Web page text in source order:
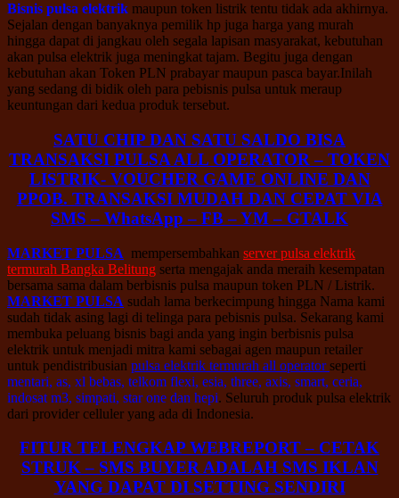
Bisnis pulsa elektrik maupun token listrik tentu tidak ada akhirnya.
Sejalan dengan banyaknya pemilik hp juga harga yang murah
hingga dapat di jangkau oleh segala lapisan masyarakat, kebutuhan
akan pulsa elektrik juga meningkat tajam. Begitu juga dengan
kebutuhan akan Token PLN prabayar maupun pasca bayar.Inilah
yang sedang di bidik oleh para pebisnis pulsa untuk meraup
keuntungan dari kedua produk tersebut.
SATU CHIP DAN SATU SALDO BISA
TRANSAKSI PULSA ALL OPERATOR – TOKEN
LISTRIK- VOUCHER GAME ONLINE DAN
PPOB. TRANSAKSI MUDAH DAN CEPAT VIA
SMS – WhatsApp – FB – YM – GTALK
MARKET PULSA mempersembahkan server pulsa elektrik
termurah Bangka Belitung serta mengajak anda meraih kesempatan
bersama sama dalam berbisnis pulsa maupun token PLN / Listrik.
MARKET PULSA sudah lama berkecimpung hingga Nama kami
sudah tidak asing lagi di telinga para pebisnis pulsa. Sekarang kami
membuka peluang bisnis bagi anda yang ingin berbisnis pulsa
elektrik untuk menjadi mitra kami sebagai agen maupun retailer
untuk pendistribusian pulsa elektrik termurah all operatorseperti
mentari, as, xl bebas, telkom flexi, esia, three, axis, smart, ceria,
indosat m3, simpati, star one dan hepi. Seluruh produk pulsa elektrik
dari provider celluler yang ada di Indonesia.
FITUR TELENGKAP WEBREPORT – CETAK
STRUK – SMS BUYER ADALAH SMS IKLAN
YANG DAPAT DI SETTING SENDIRI